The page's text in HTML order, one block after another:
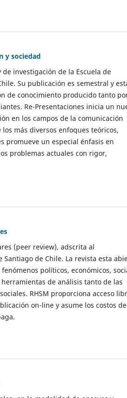
y sociedad
investigación de la Escuela de
Su publicación es semestral y
de conocimiento producido tanto
Re-Presentaciones inicia un
en los campos de la comunicación
más diversos enfoques teóricos,
promueve un especial énfasis en
problemas actuales con rigor,
(peer review), adscrita al
de Chile. La revista esta
políticos, económicos,
de análisis tanto de las
RHSM proporciona acceso
on-line y asume los costos de